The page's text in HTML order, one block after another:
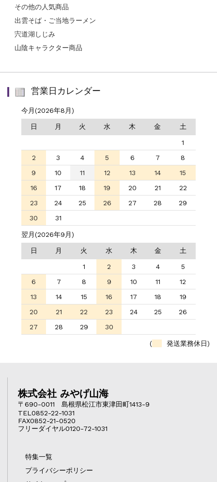
その他の人気商品
出雲そば・ご当地ラーメン
宍道湖しじみ
山陰キャラクター商品
営業日カレンダー
今月(2026年8月)
日 月 火 水 木 金 土
1
2
3 4 5 6 7
8
9
10 11 12 13 14
15
16
17 18 19 20 21
22
23
24 25 26 27 28
29
30
31
翌月(2026年9月)
日 月 火 水 木 金 土
1 2 3 4
5
6
7 8 9 10 11
12
13
14 15 16 17 18
19
20
21 22 23 24 25
26
27
28 29 30
( 発送業務休日)
株式会社 みやげ山海
〒690-0011 島根県松江市東津田町1413-9
TEL0852-22-1031
FAX0852-21-0520
フリーダイヤル0120-72-1031
特集一覧
プライバシーポリシー